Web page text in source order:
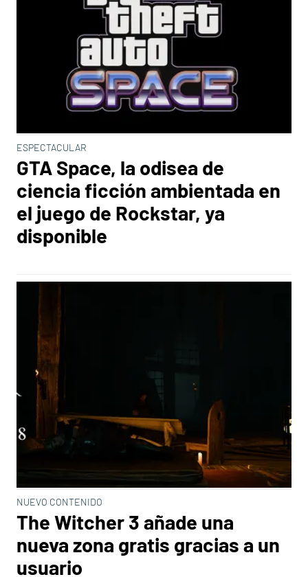
ESPECTACULAR
GTA Space, la odisea de
ciencia ficción ambientada en
el juego de Rockstar, ya
disponible
NUEVO CONTENIDO
The Witcher 3 añade una
nueva zona gratis gracias a un
usuario